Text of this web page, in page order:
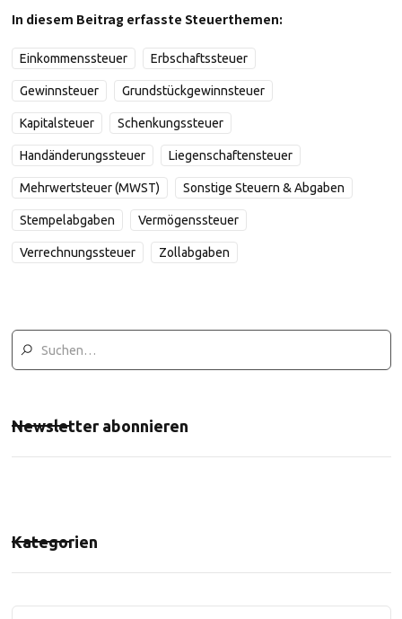
In diesem Beitrag erfasste Steuerthemen:
Einkommenssteuer Erbschaftssteuer
Gewinnsteuer Grundstückgewinnsteuer
Kapitalsteuer Schenkungssteuer
Handänderungssteuer Liegenschaftensteuer
Mehrwertsteuer (MWST) Sonstige Steuern & Abgaben
Stempelabgaben Vermögenssteuer
Verrechnungssteuer Zollabgaben
Newsletter abonnieren
Kategorien